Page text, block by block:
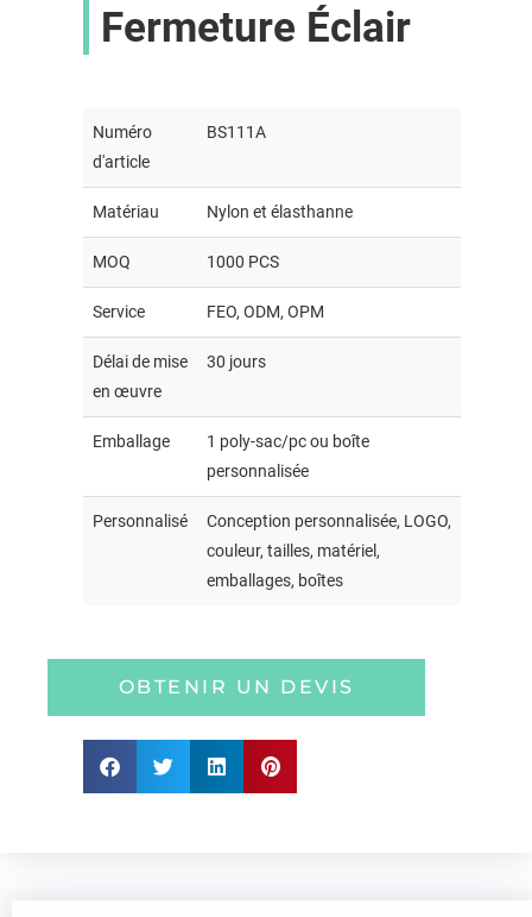
Fermeture Éclair
Numéro
d'article
BS111A
Matériau Nylon et élasthanne
MOQ 1000 PCS
Service FEO, ODM, OPM
Délai de mise
en œuvre
30 jours
Emballage
1 poly-sac/pc ou boîte
personnalisée
Personnalisé
Conception personnalisée, LOGO,
couleur, tailles, matériel,
emballages, boîtes
OBTENIR UN DEVIS